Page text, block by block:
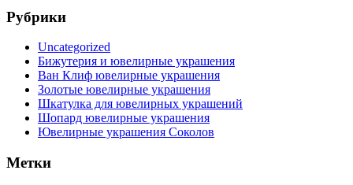
Рубрики
Uncategorized
Бижутерия и ювелирные украшения
Ван Клиф ювелирные украшения
Золотые ювелирные украшения
Шкатулка для ювелирных украшений
Шопард ювелирные украшения
Ювелирные украшения Соколов
Метки